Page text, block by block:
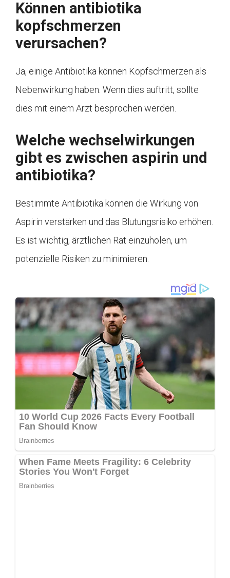
Können antibiotika
kopfschmerzen
verursachen?
Ja, einige Antibiotika können Kopfschmerzen als
Nebenwirkung haben. Wenn dies auftritt, sollte
dies mit einem Arzt besprochen werden.
Welche wechselwirkungen
gibt es zwischen aspirin und
antibiotika?
Bestimmte Antibiotika können die Wirkung von
Aspirin verstärken und das Blutungsrisiko erhöhen.
Es ist wichtig, ärztlichen Rat einzuholen, um
potenzielle Risiken zu minimieren.